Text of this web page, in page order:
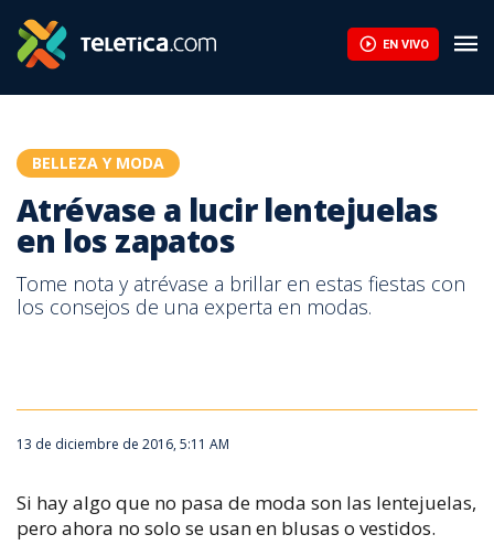
EN VIVO
BELLEZA Y MODA
Atrévase a lucir lentejuelas
en los zapatos
Tome nota y atrévase a brillar en estas fiestas con
los consejos de una experta en modas.
13 de diciembre de 2016, 5:11 AM
Si hay algo que no pasa de moda son las lentejuelas,
pero ahora no solo se usan en blusas o vestidos.